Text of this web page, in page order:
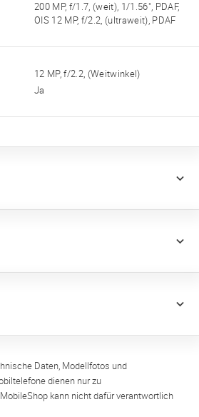
200 MP, f/1.7, (weit), 1/1.56", PDAF,
OIS 12 MP, f/2.2, (ultraweit), PDAF
12 MP, f/2.2, (Weitwinkel)
Ja
Daten, Modellfotos und
dienen nur zu
kann nicht dafür verantwortlich